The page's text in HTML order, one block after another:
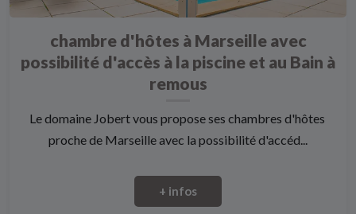
chambre d'hôtes à Marseille avec
possibilité d'accès à la piscine et au Bain à
remous
Le domaine Jobert vous propose ses chambres d'hôtes
proche de Marseille avec la possibilité d'accéd...
+ infos